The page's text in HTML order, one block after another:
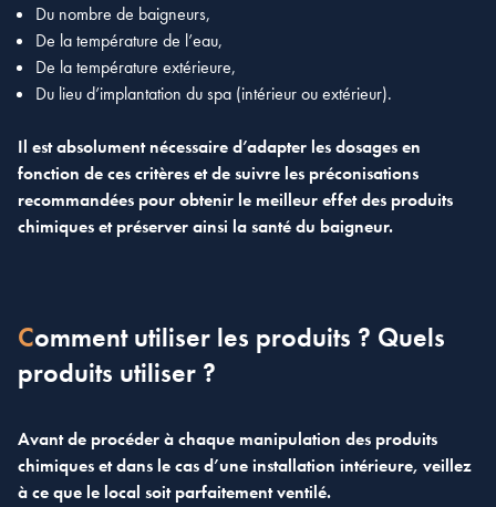
Du nombre de baigneurs,
De la température de l’eau,
De la température extérieure,
Du lieu d’implantation du spa (intérieur ou extérieur).
Il est absolument nécessaire d’adapter les dosages en
fonction de ces critères et de suivre les préconisations
recommandées pour obtenir le meilleur effet des produits
chimiques et préserver ainsi la santé du baigneur.
Comment utiliser les produits ? Quels
produits utiliser ?
Avant de procéder à chaque manipulation des produits
chimiques et dans le cas d’une installation intérieure, veillez
à ce que le local soit parfaitement ventilé.